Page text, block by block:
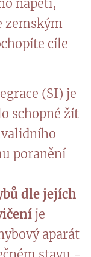
napětí,
zemským
cíle
(SI) je
schopné žít
poranění
dle jejích
je
aparát